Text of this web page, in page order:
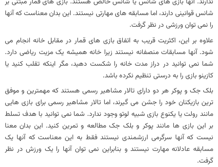
شانس قوانینی دارند، اما مسابقه‌ های مهارتی نیستند. این بدان معناست که آنها
را نمی توان ورزشی در نظر گرفت.
علاوه بر این، اکثریت قریب به اتفاق بازی های قمار در مقابل خانه انجام می
شود. آنها مسابقات منصفانه نیستند زیرا خانه همیشه یک مزیت ریاضی دارد.
شما نمی توانید در دراز مدت خانه را شکست دهید، مگر اینکه تقلب کنید یا
کازینو بازی را به درستی تنظیم نکرده باشد.
بلک جک و پوکر هر دو دارای تالار مشاهیر رسمی هستند که مهمترین و موفق
ترین بازیکنان خود را جشن می گیرند، اما تالار مشاهیر رسمی برای بازی هایی
مانند رولت یا یکنوع بازی شبیه لوتو وجود ندارد. شما نمی توانید با هدف تسلط
بر این بازی ها مانند پوکر و بلک جک مطالعه و تمرین کنید. این بدان معنا
نیست که آنها سرگرمی ارزشمندی نیستند فقط به این معناست که آنها یک
مسابقه عادلانه مهارت نیستند و بنابراین نمی توان آنها را یک ورزش در نظر
گرفت.